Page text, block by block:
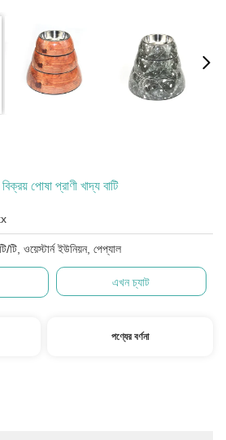
পোষা প্রাণী খাদ্য বাটি
টি, ওয়েস্টার্ন ইউনিয়ন, পেপ্যাল
এখন চ্যাট
পণ্যের বর্ণনা